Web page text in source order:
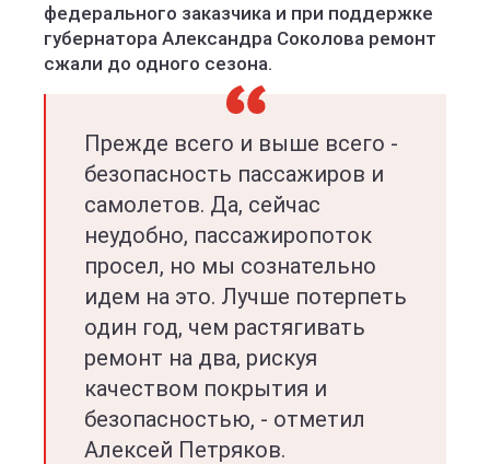
федерального заказчика и при поддержке
губернатора Александра Соколова ремонт
сжали до одного сезона.
Прежде всего и выше всего -
безопасность пассажиров и
самолетов. Да, сейчас
неудобно, пассажиропоток
просел, но мы сознательно
идем на это. Лучше потерпеть
один год, чем растягивать
ремонт на два, рискуя
качеством покрытия и
безопасностью, - отметил
Алексей Петряков.